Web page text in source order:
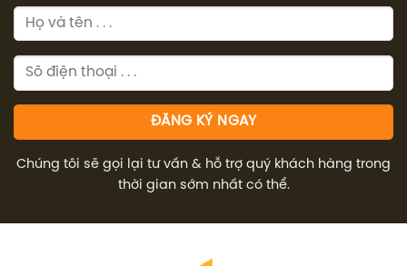
Chúng tôi sẽ gọi lại tư vấn & hỗ trợ quý khách hàng trong
thời gian sớm nhất có thể.